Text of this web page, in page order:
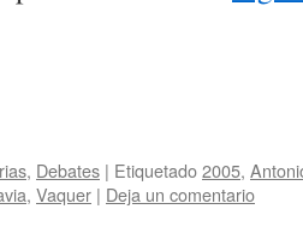
, Debates | Etiquetado2005,
, Vaquer | Deja un comentario